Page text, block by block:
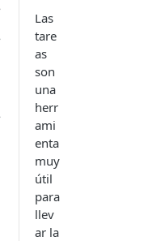
Las
tare
as
son
una
herr
ami
enta
muy
útil
para
llev
ar la